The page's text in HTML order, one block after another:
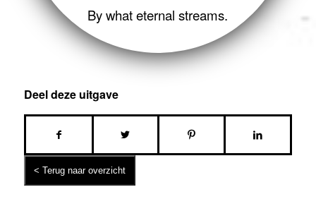
By what eternal streams.
Deel deze uitgave